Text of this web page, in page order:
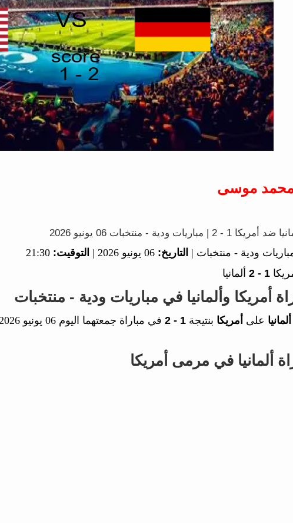
موسى
ودية - منتخبات 06 يونيو 2026
ودية - منتخبات | التاريخ: التوقيت:
1 - 2 ألمانيا
أمريكا وألمانيا في مباريات ودية - منتخبات
ألمانيا على أمريكا بنتيجة 1 - 2
ألمانيا في مرمى أمريكا